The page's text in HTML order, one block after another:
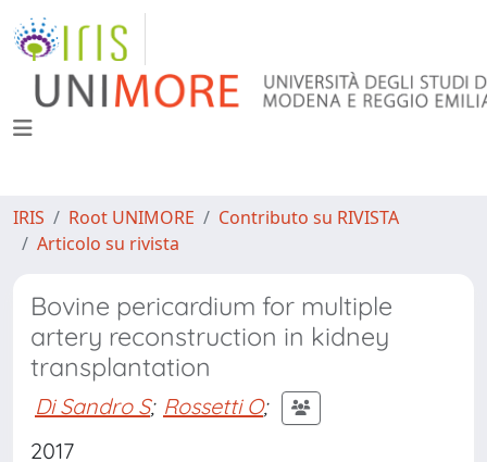
IRIS Root UNIMORE
Contributo su RIVISTA
Articolo su rivista
Bovine pericardium for multiple
artery reconstruction in kidney
transplantation
Di Sandro S; Rossetti O;
2017